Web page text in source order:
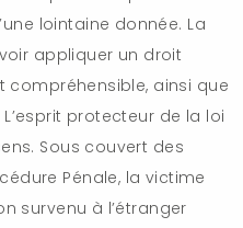
lointaine donnée. La
appliquer un droit
compréhensible, ainsi que
protecteur de la loi
Sous couvert des
Pénale, la victime
survenu à l’étranger